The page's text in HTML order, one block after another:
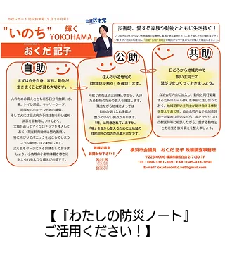
【『わたしの防災ノート』
ご活用ください！】